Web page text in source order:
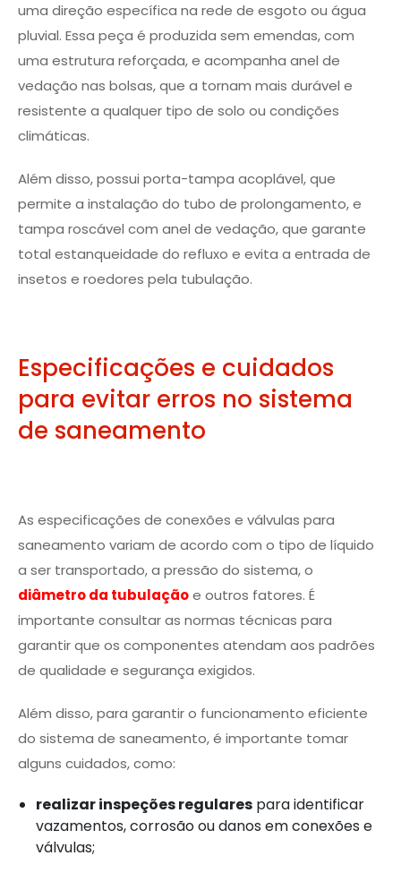
uma direção específica na rede de esgoto ou água
pluvial. Essa peça é produzida sem emendas, com
uma estrutura reforçada, e acompanha anel de
vedação nas bolsas, que a tornam mais durável e
resistente a qualquer tipo de solo ou condições
climáticas.
Além disso, possui porta-tampa acoplável, que
permite a instalação do tubo de prolongamento, e
tampa roscável com anel de vedação, que garante
total estanqueidade do refluxo e evita a entrada de
insetos e roedores pela tubulação.
Especificações e cuidados
para evitar erros no sistema
de saneamento
As especificações de conexões e válvulas para
saneamento variam de acordo com o tipo de líquido
a ser transportado, a pressão do sistema, o
diâmetro da tubulaçãoe outros fatores. É
importante consultar as normas técnicas para
garantir que os componentes atendam aos padrões
de qualidade e segurança exigidos.
Além disso, para garantir o funcionamento eficiente
do sistema de saneamento, é importante tomar
alguns cuidados, como:
realizar inspeções regulares para identificar
vazamentos, corrosão ou danos em conexões e
válvulas;